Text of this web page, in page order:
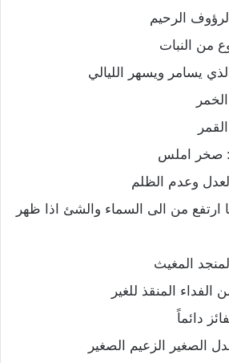
الرحيم
من النبات
يسامر ويسهر الليالي
صخر املس
وعدم الظلم
من الى السماء والشئ اذا ظهر
المغيث
المنقذ للغير
دائماً
الصغير الزعيم الصغير